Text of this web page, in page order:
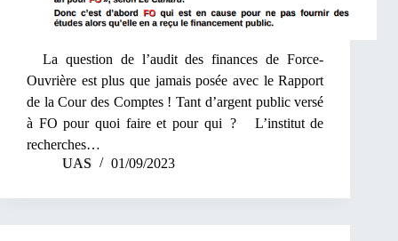
La question de l’audit des finances de Force-
Ouvrière est plus que jamais posée avec le Rapport
de la Cour des Comptes ! Tant d’argent public versé
à FO pour quoi faire et pour qui ? L’institut de
recherches…
UAS
01/09/2023